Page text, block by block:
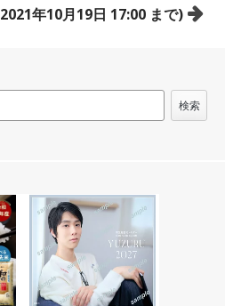
2021年10月19日 17:00 まで)
検索